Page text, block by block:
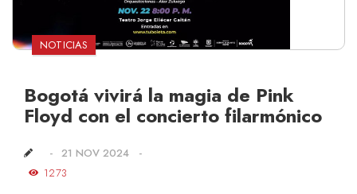
NOTICIAS
Bogotá vivirá la magia de Pink
Floyd con el concierto filarmónico
21 NOV 2024
1273